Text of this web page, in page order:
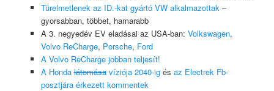
Türelmetlenek az ID.-kat gyártó VW alkalmazottak–
gyorsabban, többet, hamarabb
A 3. negyedév EV eladásai az USA-ban: Volkswagen,
Volvo ReCharge, Porsche, Ford
A Volvo ReCharge jobban teljesít!
A Hondalátomásavíziója 2040-igés az Electrek Fb-
posztjára érkezett kommentek